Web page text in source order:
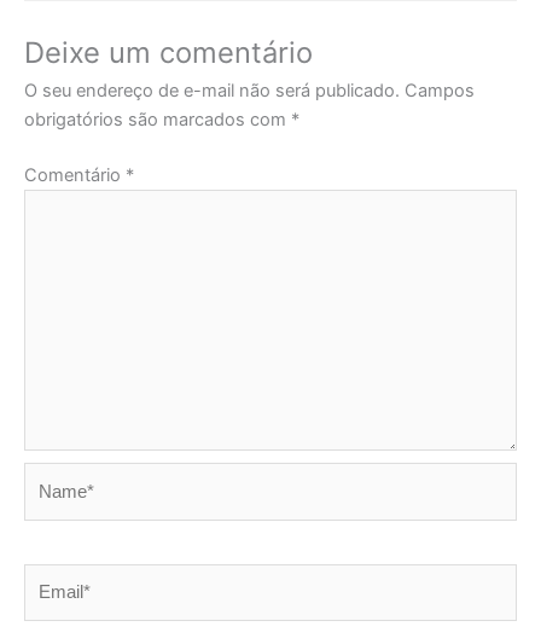
Deixe um comentário
O seu endereço de e-mail não será publicado. Campos
obrigatórios são marcados com *
Comentário *